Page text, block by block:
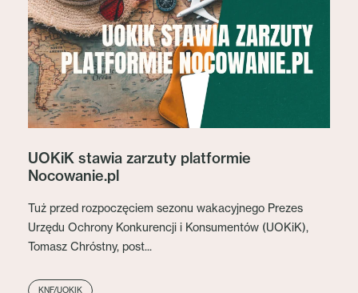
UOKiK stawia zarzuty platformie
Nocowanie.pl
Tuż przed rozpoczęciem sezonu wakacyjnego Prezes
Urzędu Ochrony Konkurencji i Konsumentów (UOKiK),
Tomasz Chróstny, post...
KNF/UOKIK